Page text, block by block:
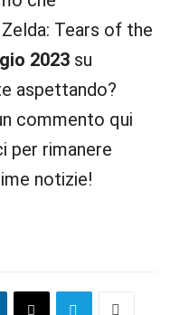
Tears of the
2023 su
aspettando?
commento qui
per rimanere
notizie!